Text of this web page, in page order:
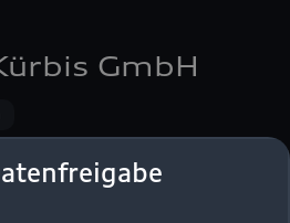
GmbH